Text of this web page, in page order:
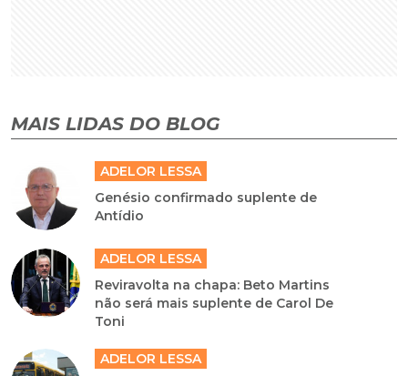
MAIS LIDAS DO BLOG
ADELOR LESSA
Genésio confirmado suplente de
Antídio
ADELOR LESSA
Reviravolta na chapa: Beto Martins
não será mais suplente de Carol De
Toni
ADELOR LESSA